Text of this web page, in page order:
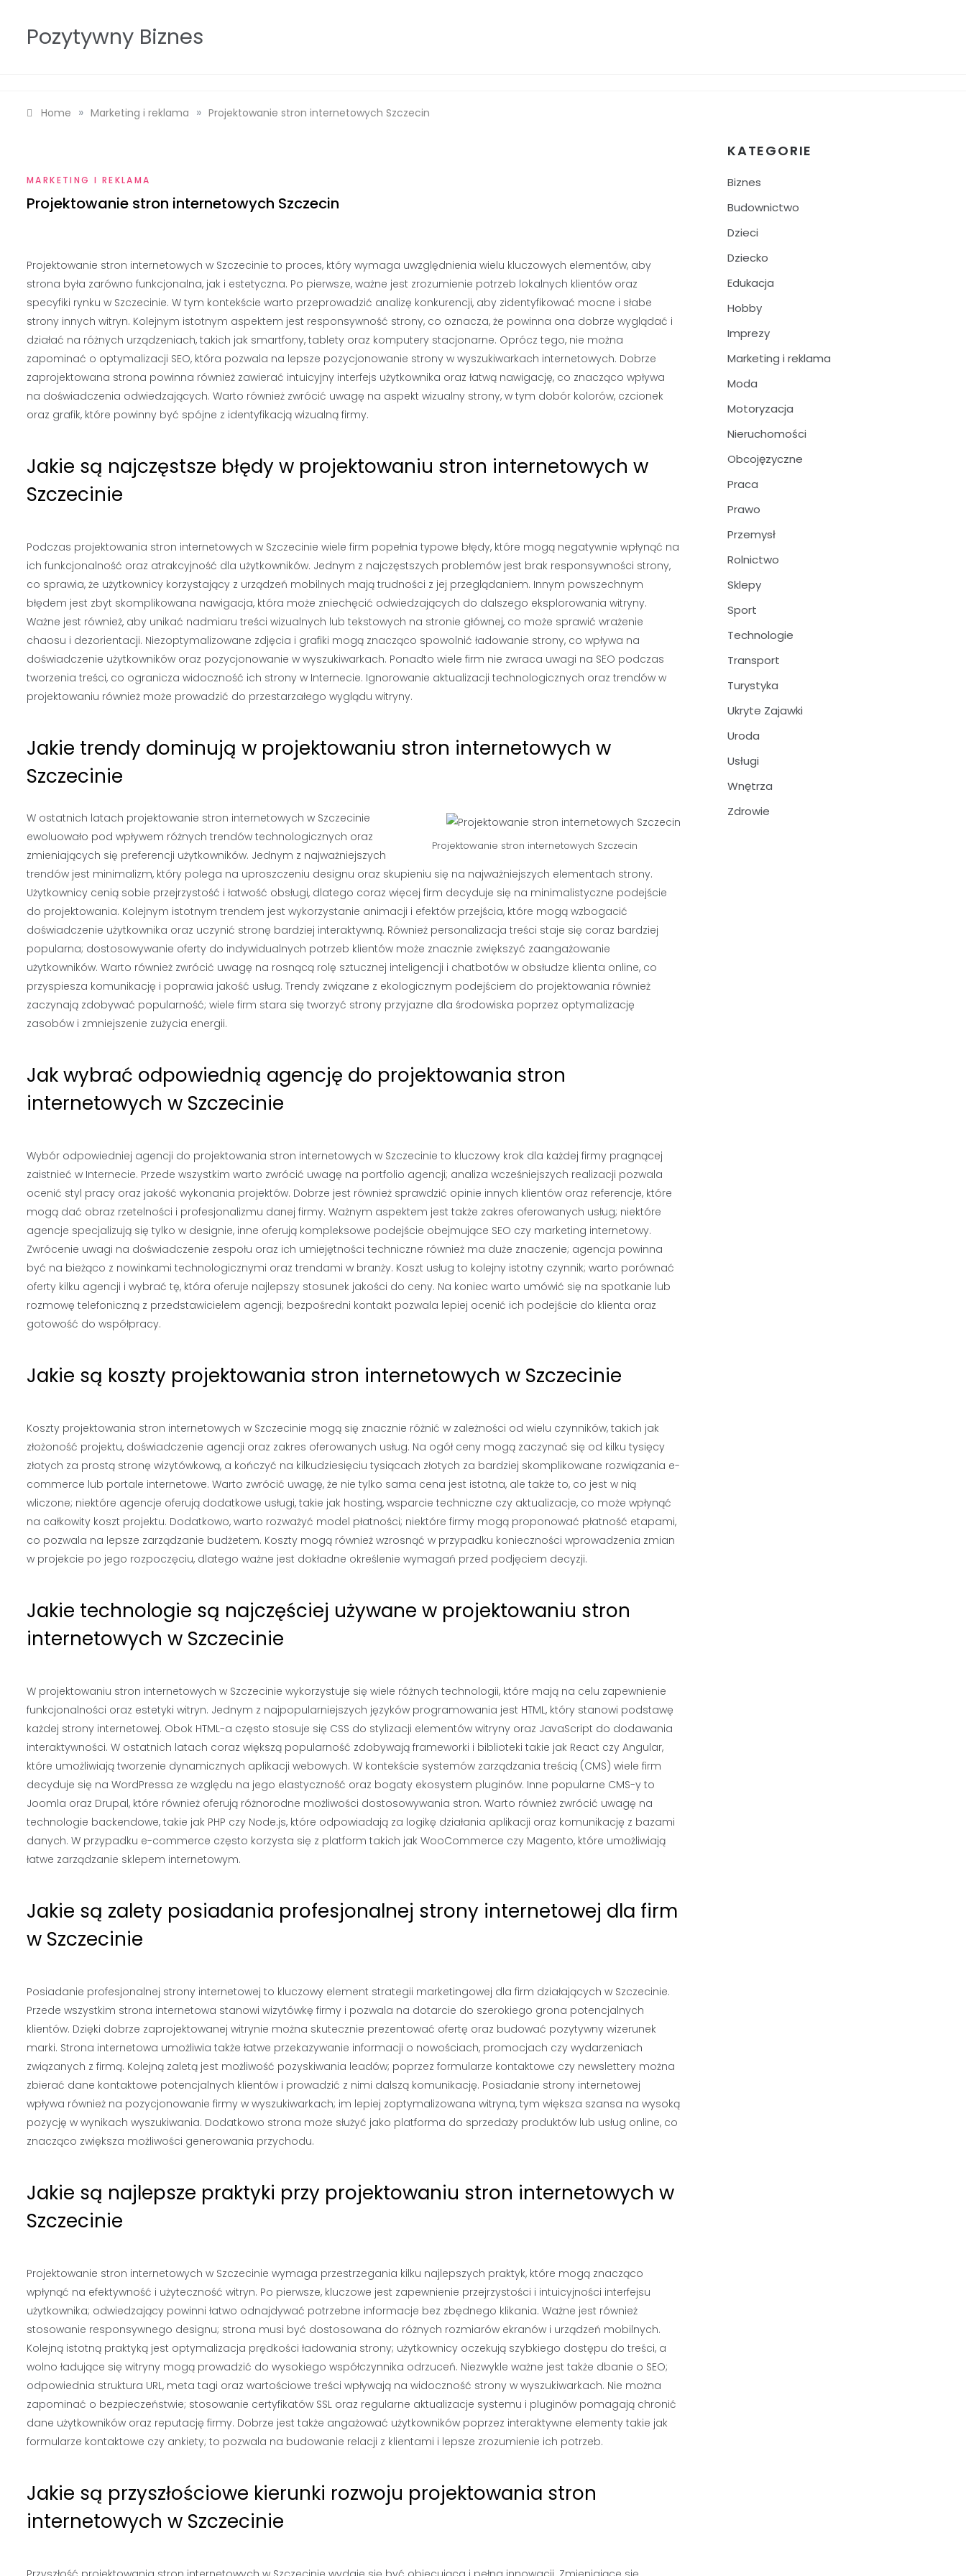
contentPozytywny Biznes
Home » Marketing i reklama » Projektowanie stron internetowych Szczecin
MARKETING I REKLAMA
Projektowanie stron internetowych Szczecin
Projektowanie stron internetowych w Szczecinie to proces, który wymaga uwzględnienia wielu kluczowych elementów, aby
strona była zarówno funkcjonalna, jak i estetyczna. Po pierwsze, ważne jest zrozumienie potrzeb lokalnych klientów oraz
specyfiki rynku w Szczecinie. W tym kontekście warto przeprowadzić analizę konkurencji, aby zidentyfikować mocne i słabe
strony innych witryn. Kolejnym istotnym aspektem jest responsywność strony, co oznacza, że powinna ona dobrze wyglądać i
działać na różnych urządzeniach, takich jak smartfony, tablety oraz komputery stacjonarne. Oprócz tego, nie można
zapominać o optymalizacji SEO, która pozwala na lepsze pozycjonowanie strony w wyszukiwarkach internetowych. Dobrze
zaprojektowana strona powinna również zawierać intuicyjny interfejs użytkownika oraz łatwą nawigację, co znacząco wpływa
na doświadczenia odwiedzających. Warto również zwrócić uwagę na aspekt wizualny strony, w tym dobór kolorów, czcionek
oraz grafik, które powinny być spójne z identyfikacją wizualną firmy.
Jakie są najczęstsze błędy w projektowaniu stron internetowych w
Szczecinie
Podczas projektowania stron internetowych w Szczecinie wiele firm popełnia typowe błędy, które mogą negatywnie wpłynąć na
ich funkcjonalność oraz atrakcyjność dla użytkowników. Jednym z najczęstszych problemów jest brak responsywności strony,
co sprawia, że użytkownicy korzystający z urządzeń mobilnych mają trudności z jej przeglądaniem. Innym powszechnym
błędem jest zbyt skomplikowana nawigacja, która może zniechęcić odwiedzających do dalszego eksplorowania witryny.
Ważne jest również, aby unikać nadmiaru treści wizualnych lub tekstowych na stronie głównej, co może sprawić wrażenie
chaosu i dezorientacji. Niezoptymalizowane zdjęcia i grafiki mogą znacząco spowolnić ładowanie strony, co wpływa na
doświadczenie użytkowników oraz pozycjonowanie w wyszukiwarkach. Ponadto wiele firm nie zwraca uwagi na SEO podczas
tworzenia treści, co ogranicza widoczność ich strony w Internecie. Ignorowanie aktualizacji technologicznych oraz trendów w
projektowaniu również może prowadzić do przestarzałego wyglądu witryny.
Jakie trendy dominują w projektowaniu stron internetowych w
Szczecinie
Projektowanie stron internetowych Szczecin
W ostatnich latach projektowanie stron internetowych w Szczecinie
ewoluowało pod wpływem różnych trendów technologicznych oraz
zmieniających się preferencji użytkowników. Jednym z najważniejszych
trendów jest minimalizm, który polega na uproszczeniu designu oraz skupieniu się na najważniejszych elementach strony.
Użytkownicy cenią sobie przejrzystość i łatwość obsługi, dlatego coraz więcej firm decyduje się na minimalistyczne podejście
do projektowania. Kolejnym istotnym trendem jest wykorzystanie animacji i efektów przejścia, które mogą wzbogacić
doświadczenie użytkownika oraz uczynić stronę bardziej interaktywną. Również personalizacja treści staje się coraz bardziej
popularna; dostosowywanie oferty do indywidualnych potrzeb klientów może znacznie zwiększyć zaangażowanie
użytkowników. Warto również zwrócić uwagę na rosnącą rolę sztucznej inteligencji i chatbotów w obsłudze klienta online, co
przyspiesza komunikację i poprawia jakość usług. Trendy związane z ekologicznym podejściem do projektowania również
zaczynają zdobywać popularność; wiele firm stara się tworzyć strony przyjazne dla środowiska poprzez optymalizację
zasobów i zmniejszenie zużycia energii.
Jak wybrać odpowiednią agencję do projektowania stron
internetowych w Szczecinie
Wybór odpowiedniej agencji do projektowania stron internetowych w Szczecinie to kluczowy krok dla każdej firmy pragnącej
zaistnieć w Internecie. Przede wszystkim warto zwrócić uwagę na portfolio agencji; analiza wcześniejszych realizacji pozwala
ocenić styl pracy oraz jakość wykonania projektów. Dobrze jest również sprawdzić opinie innych klientów oraz referencje, które
mogą dać obraz rzetelności i profesjonalizmu danej firmy. Ważnym aspektem jest także zakres oferowanych usług; niektóre
agencje specjalizują się tylko w designie, inne oferują kompleksowe podejście obejmujące SEO czy marketing internetowy.
Zwrócenie uwagi na doświadczenie zespołu oraz ich umiejętności techniczne również ma duże znaczenie; agencja powinna
być na bieżąco z nowinkami technologicznymi oraz trendami w branży. Koszt usług to kolejny istotny czynnik; warto porównać
oferty kilku agencji i wybrać tę, która oferuje najlepszy stosunek jakości do ceny. Na koniec warto umówić się na spotkanie lub
rozmowę telefoniczną z przedstawicielem agencji; bezpośredni kontakt pozwala lepiej ocenić ich podejście do klienta oraz
gotowość do współpracy.
Jakie są koszty projektowania stron internetowych w Szczecinie
Koszty projektowania stron internetowych w Szczecinie mogą się znacznie różnić w zależności od wielu czynników, takich jak
złożoność projektu, doświadczenie agencji oraz zakres oferowanych usług. Na ogół ceny mogą zaczynać się od kilku tysięcy
złotych za prostą stronę wizytówkową, a kończyć na kilkudziesięciu tysiącach złotych za bardziej skomplikowane rozwiązania e-
commerce lub portale internetowe. Warto zwrócić uwagę, że nie tylko sama cena jest istotna, ale także to, co jest w nią
wliczone; niektóre agencje oferują dodatkowe usługi, takie jak hosting, wsparcie techniczne czy aktualizacje, co może wpłynąć
na całkowity koszt projektu. Dodatkowo, warto rozważyć model płatności; niektóre firmy mogą proponować płatność etapami,
co pozwala na lepsze zarządzanie budżetem. Koszty mogą również wzrosnąć w przypadku konieczności wprowadzenia zmian
w projekcie po jego rozpoczęciu, dlatego ważne jest dokładne określenie wymagań przed podjęciem decyzji.
Jakie technologie są najczęściej używane w projektowaniu stron
internetowych w Szczecinie
W projektowaniu stron internetowych w Szczecinie wykorzystuje się wiele różnych technologii, które mają na celu zapewnienie
funkcjonalności oraz estetyki witryn. Jednym z najpopularniejszych języków programowania jest HTML, który stanowi podstawę
każdej strony internetowej. Obok HTML-a często stosuje się CSS do stylizacji elementów witryny oraz JavaScript do dodawania
interaktywności. W ostatnich latach coraz większą popularność zdobywają frameworki i biblioteki takie jak React czy Angular,
które umożliwiają tworzenie dynamicznych aplikacji webowych. W kontekście systemów zarządzania treścią (CMS) wiele firm
decyduje się na WordPressa ze względu na jego elastyczność oraz bogaty ekosystem pluginów. Inne popularne CMS-y to
Joomla oraz Drupal, które również oferują różnorodne możliwości dostosowywania stron. Warto również zwrócić uwagę na
technologie backendowe, takie jak PHP czy Node.js, które odpowiadają za logikę działania aplikacji oraz komunikację z bazami
danych. W przypadku e-commerce często korzysta się z platform takich jak WooCommerce czy Magento, które umożliwiają
łatwe zarządzanie sklepem internetowym.
Jakie są zalety posiadania profesjonalnej strony internetowej dla firm
w Szczecinie
Posiadanie profesjonalnej strony internetowej to kluczowy element strategii marketingowej dla firm działających w Szczecinie.
Przede wszystkim strona internetowa stanowi wizytówkę firmy i pozwala na dotarcie do szerokiego grona potencjalnych
klientów. Dzięki dobrze zaprojektowanej witrynie można skutecznie prezentować ofertę oraz budować pozytywny wizerunek
marki. Strona internetowa umożliwia także łatwe przekazywanie informacji o nowościach, promocjach czy wydarzeniach
związanych z firmą. Kolejną zaletą jest możliwość pozyskiwania leadów; poprzez formularze kontaktowe czy newslettery można
zbierać dane kontaktowe potencjalnych klientów i prowadzić z nimi dalszą komunikację. Posiadanie strony internetowej
wpływa również na pozycjonowanie firmy w wyszukiwarkach; im lepiej zoptymalizowana witryna, tym większa szansa na wysoką
pozycję w wynikach wyszukiwania. Dodatkowo strona może służyć jako platforma do sprzedaży produktów lub usług online, co
znacząco zwiększa możliwości generowania przychodu.
Jakie są najlepsze praktyki przy projektowaniu stron internetowych w
Szczecinie
Projektowanie stron internetowych w Szczecinie wymaga przestrzegania kilku najlepszych praktyk, które mogą znacząco
wpłynąć na efektywność i użyteczność witryn. Po pierwsze, kluczowe jest zapewnienie przejrzystości i intuicyjności interfejsu
użytkownika; odwiedzający powinni łatwo odnajdywać potrzebne informacje bez zbędnego klikania. Ważne jest również
stosowanie responsywnego designu; strona musi być dostosowana do różnych rozmiarów ekranów i urządzeń mobilnych.
Kolejną istotną praktyką jest optymalizacja prędkości ładowania strony; użytkownicy oczekują szybkiego dostępu do treści, a
wolno ładujące się witryny mogą prowadzić do wysokiego współczynnika odrzuceń. Niezwykle ważne jest także dbanie o SEO;
odpowiednia struktura URL, meta tagi oraz wartościowe treści wpływają na widoczność strony w wyszukiwarkach. Nie można
zapominać o bezpieczeństwie; stosowanie certyfikatów SSL oraz regularne aktualizacje systemu i pluginów pomagają chronić
dane użytkowników oraz reputację firmy. Dobrze jest także angażować użytkowników poprzez interaktywne elementy takie jak
formularze kontaktowe czy ankiety; to pozwala na budowanie relacji z klientami i lepsze zrozumienie ich potrzeb.
Jakie są przyszłościowe kierunki rozwoju projektowania stron
internetowych w Szczecinie
KATEGORIE
Biznes
Budownictwo
Dzieci
Dziecko
Edukacja
Hobby
Imprezy
Marketing i reklama
Moda
Motoryzacja
Nieruchomości
Obcojęzyczne
Praca
Prawo
Przemysł
Rolnictwo
Sklepy
Sport
Technologie
Transport
Turystyka
Ukryte Zajawki
Uroda
Usługi
Wnętrza
Zdrowie